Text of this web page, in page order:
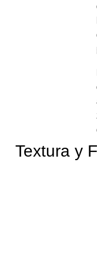
Textura y